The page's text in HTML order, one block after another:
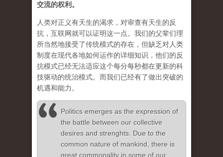
交流的权利。
人类对正义有天生的渴求，对审查有天生的反
抗，互联网就可以证明这一点。我们的父辈们理
所当然地接受了传统模式的存在，但缺乏对人类
制度在现代各地如何运作的详细知识，他们的反
抗模式已经无法适应这个每分每秒都在更新的科
技驱动的统治模式。而我们已经有了做出突破的
机遇和能力。
Politics emerges as the expression of
the battle between our collective
desires and strenghts. Due to the
common nature of mankind, there is
great commonality in some of our